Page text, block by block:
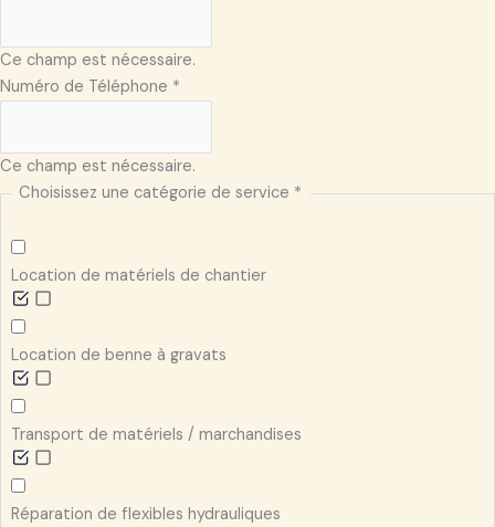
Ce champ est nécessaire.
Numéro de Téléphone *
Ce champ est nécessaire.
Choisissez une catégorie de service *
Location de matériels de chantier
Location de benne à gravats
Transport de matériels / marchandises
Réparation de flexibles hydrauliques